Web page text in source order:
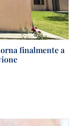
finalmente a